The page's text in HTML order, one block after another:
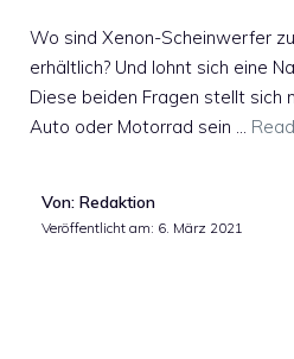
Wo sind Xenon-Scheinwerfer
erhältlich? Und lohnt sich eine
Diese beiden Fragen stellt sich
Auto oder Motorrad sein …
Von: Redaktion
Veröffentlicht am: 6. März 2021